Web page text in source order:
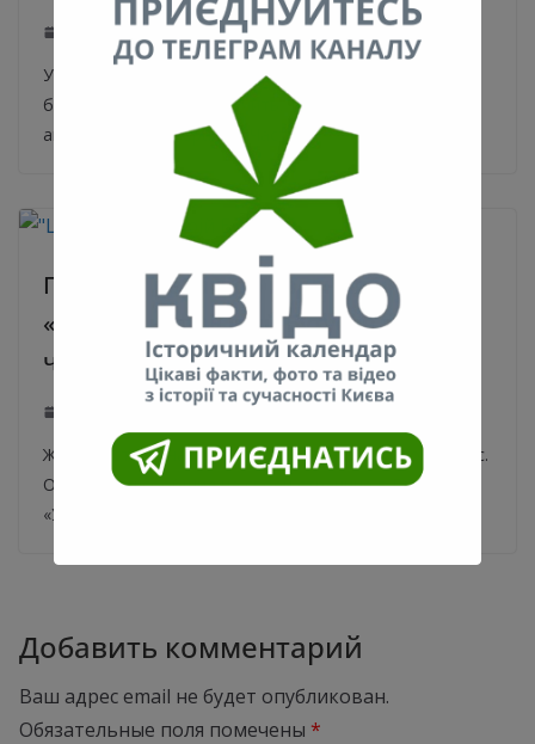
19.07.2020 0
Узнайте, как заказать доставку Тарантино и какие
бонусы вы можете получить. Так же читайте все об
акциях сети ресторанов. Частью
Главный редактор издания
«Цензор.нет» Юрий Бутусов заявил,
что болен коронавирусом
Журналист не знает, где мог подхватить коронавирус.
Об этом он сообщил на своей странице в Facebook.
«У меня коронавирус. Только что
Добавить комментарий
Ваш адрес email не будет опубликован.
Обязательные поля помечены *